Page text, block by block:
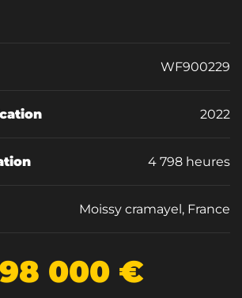
WF900229
2022
4 798 heures
Moissy cramayel, France
000 €